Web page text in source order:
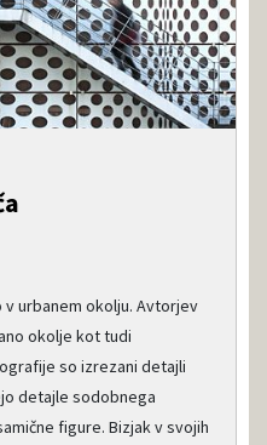
urbanem okolju. Avtorjev
okolje kot tudi
so izrezani detajli
detajle sodobnega
figure. Bizjak v svojih